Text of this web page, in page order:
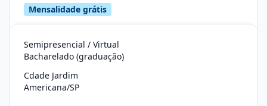
Mensalidade grátis
Semipresencial / Virtual
Bacharelado (graduação)
Cdade Jardim
Americana/SP